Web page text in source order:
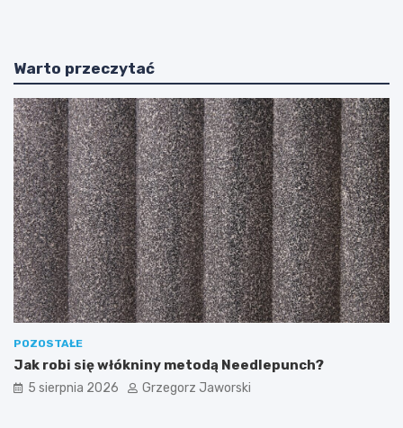
Warto przeczytać
POZOSTAŁE
Jak robi się włókniny metodą Needlepunch?
5 sierpnia 2026 Grzegorz Jaworski